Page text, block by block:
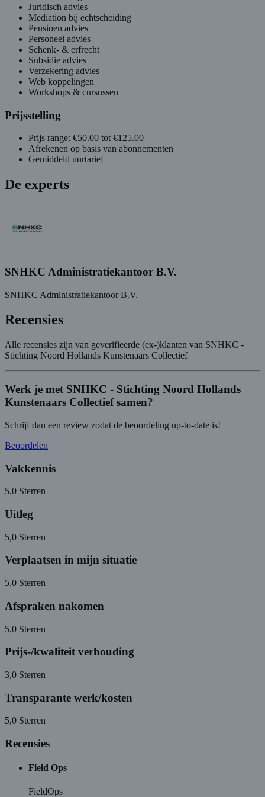
Juridisch advies
Mediation bij echtscheiding
Pensioen advies
Personeel advies
Schenk- & erfrecht
Subsidie advies
Verzekering advies
Web koppelingen
Workshops & cursussen
Prijsstelling
Prijs range: €50.00 tot €125.00
Afrekenen op basis van abonnementen
Gemiddeld uurtarief
De experts
SNHKC Administratiekantoor B.V.
SNHKC Administratiekantoor B.V.
Recensies
Alle recensies zijn van geverifieerde (ex-)klanten van SNHKC -
Stichting Noord Hollands Kunstenaars Collectief
Werk je met SNHKC - Stichting Noord Hollands
Kunstenaars Collectief samen?
Schrijf dan een review zodat de beoordeling up-to-date is!
Beoordelen
Vakkennis
5,0 Sterren
Uitleg
5,0 Sterren
Verplaatsen in mijn situatie
5,0 Sterren
Afspraken nakomen
5,0 Sterren
Prijs-/kwaliteit verhouding
3,0 Sterren
Transparante werk/kosten
5,0 Sterren
Recensies
Field Ops
FieldOps